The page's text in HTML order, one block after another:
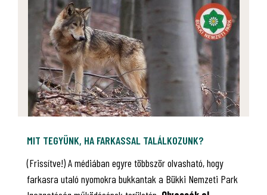
MIT TEGYÜNK, HA FARKASSAL TALÁLKOZUNK?
(Frissítve!) A médiában egyre többször olvasható, hogy
farkasra utaló nyomokra bukkantak a Bükki Nemzeti Park